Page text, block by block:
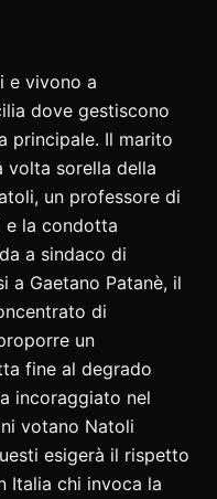
e vivono a
dove gestiscono
principale. Il marito
volta sorella della
un professore di
e la condotta
a sindaco di
a Gaetano Patanè, il
di
un
fine al degrado
incoraggiato nel
votano Natoli
esigerà il rispetto
Italia chi invoca la